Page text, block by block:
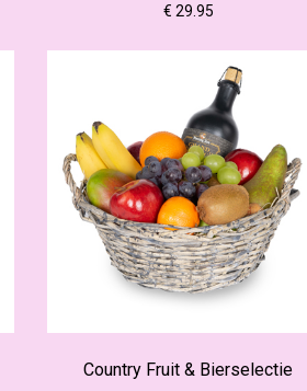
€ 29.95
Country Fruit & Bierselectie